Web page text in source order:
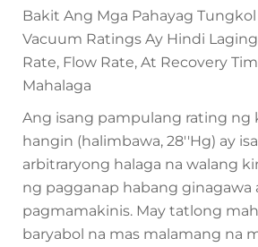
Bakit Ang Mga Pahayag Tungkol
Vacuum Ratings Ay Hindi
Rate, Flow Rate, At Recovery
Mahalaga
Ang isang pampulang rating ng
hangin (halimbawa, 28''Hg) ay
arbitraryong halaga na walang
ng pagganap habang ginagawa
pagmamakinis. May tatlong
baryabol na mas malamang na